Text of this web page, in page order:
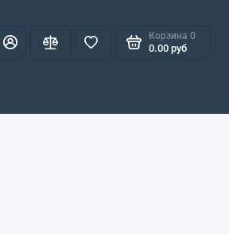
Корзина 0
0.00 руб